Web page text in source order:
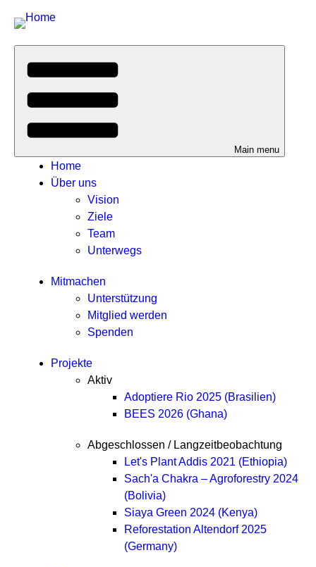
Main menu
Home
Über uns
Vision
Ziele
Team
Unterwegs
Mitmachen
Unterstützung
Mitglied werden
Spenden
Projekte
Aktiv
Adoptiere Rio 2025 (Brasilien)
BEES 2026 (Ghana)
Abgeschlossen / Langzeitbeobachtung
Let's Plant Addis 2021 (Ethiopia)
Sach'a Chakra – Agroforestry 2024
(Bolivia)
Siaya Green 2024 (Kenya)
Reforestation Altendorf 2025
(Germany)